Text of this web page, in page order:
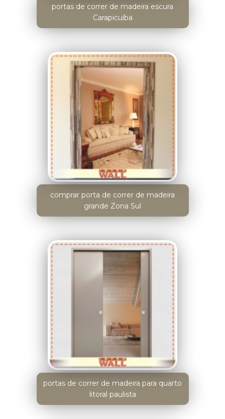
portas de correr de madeira escura
Carapicuíba
comprar porta de correr de madeira
grande Zona Sul
portas de correr de madeira para quarto
litoral paulista